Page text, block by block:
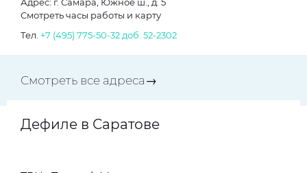
Смотреть часы работы и карту
Тел. +7 (495) 775-50-32 доб. 52-2302
Смотреть все адреса→
Дефиле в Саратове